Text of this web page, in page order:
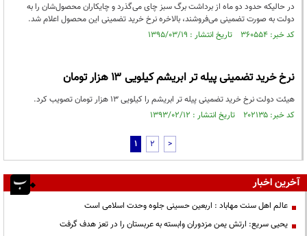
در حالیکه حدود دو ماه از برداشت برگ سبز چای می‌گذرد و چایکاران محصول‌شان را به
دولت به صورت تضمینی می‌فروشند، بالاخره نرخ خرید تضمینی این محصول اعلام شد.
کد خبر: ۳۶۰۵۵۴ تاریخ انتشار : ۱۳۹۵/۰۳/۱۹
نرخ خرید تضمینی پیله تر ابریشم کیلویی ۱۳ هزار تومان
هیئت دولت نرخ خرید تضمینی پیله تر ابریشم را کیلویی ۱۳ هزار تومان تصویب کرد.
کد خبر: ۲۰۲۱۳۵ تاریخ انتشار : ۱۳۹۳/۰۲/۱۲
1 2 >
آخرین اخبار
عالم اهل سنت مهاباد : اربعین حسینی جلوه وحدت اسلامی است
یحیی سریع: ارتش یمن مزدوران وابسته به عربستان را در تعز هدف گرفت